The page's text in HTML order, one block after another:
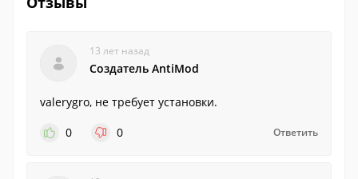
13 лет назад
Создатель AntiMod
valerygro, не требует установки.
0
0 Ответить